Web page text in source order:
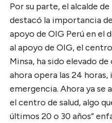
Por su parte, el alcalde
destacó la importancia
apoyo de OIG Perú en el
al apoyo de OIG, el
Minsa, ha sido elevado
ahora opera las 24
emergencia. Ahora ya se
el centro de salud, algo
últimos 20 o 30 años”